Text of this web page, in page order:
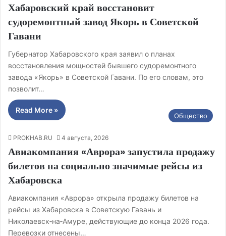
Хабаровский край восстановит
судоремонтный завод Якорь в Советской
Гавани
Губернатор Хабаровского края заявил о планах
восстановления мощностей бывшего судоремонтного
завода «Якорь» в Советской Гавани. По его словам, это
позволит…
Read More »
Общество
PROKHAB.RU 4 августа, 2026
Авиакомпания «Аврора» запустила продажу
билетов на социально значимые рейсы из
Хабаровска
Авиакомпания «Аврора» открыла продажу билетов на
рейсы из Хабаровска в Советскую Гавань и
Николаевск‑на‑Амуре, действующие до конца 2026 года.
Перевозки отнесены…